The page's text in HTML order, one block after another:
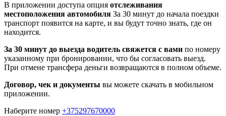
В приложении доступа опция отслеживания
местоположения автомобиля За 30 минут до начала поездки
транспорт появится на карте, и вы будут точно знать, где он
находится.
За 30 минут до выезда водитель свяжется с вами по номеру
указанному при бронировании, что бы согласовать выезд.
При отмене трансфера деньги возвращаются в полном объеме.
Договор, чек и документы вы можете скачать в мобильном
приложении.
Наберите номер +375297670000